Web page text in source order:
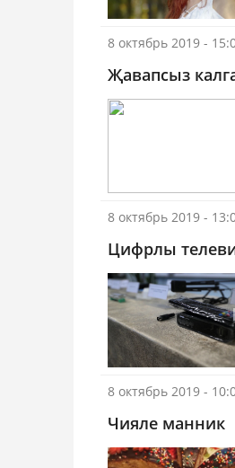
8 октябрь 2019 -
Җавапсыз
8 октябрь 2019 -
Цифрлы
8 октябрь 2019 -
Чияле манник